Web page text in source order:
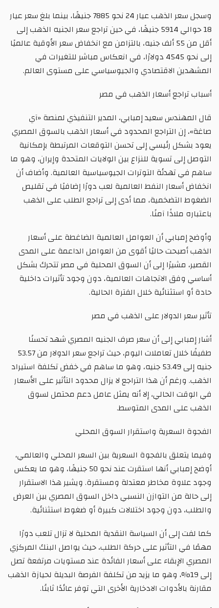
وسجل سعر الذهب عيار 24 نحو 7885 جنيهًا، بينما بلغ سعر عيار
18 حوالي 5914 جنيهًا، في حين تراجع سعر الجنيه الذهب إلى
أقل من 55 ألف جنيه، بالتزامن مع انخفاض سعر الأوقية عالميًا
إلى نحو 4545 دولارًا، في انعكاس مباشر للتغيرات في
المشهدين الاقتصادي والجيوسياسي على مستوى العالم.
أسباب تراجع أسعار الذهب في مصر
قال المهندس سعيد إمبابي، المدير التنفيذي لمنصة «آي
صاغة»، إن التراجع المحدود في أسعار الذهب بالسوق المصري
يعود بشكل رئيسي إلى تحسن التوقعات المرتبطة بإمكانية
التوصل إلى تسوية للنزاع بين الولايات المتحدة وإيران، وهو ما
ساهم في تهدئة التوترات الجيوسياسية العالمية. وأضاف أن
انخفاض أسعار النفط العالمية لعب دورًا إضافيًا في تقليص
الضغوط التضخمية، مما أدى إلى تراجع الطلب على الذهب
باعتباره ملاذًا آمنًا.
وأوضح إمبابي أن العوامل العالمية الضاغطة على أسعار
الذهب أصبحت حاليًا أقوى من العوامل الداعمة على المدى
القصير، مشيرًا إلى أن السوق المحلية في مصر تتحرك بشكل
أساسي وفق الاتجاهات العالمية، دون وجود تأثيرات داخلية
حادة أو استثنائية خلال الفترة الحالية.
تأثير سعر الدولار على الذهب في مصر
أشار إمبابي إلى أن سعر صرف الجنيه المصري شهد تحسنًا
طفيفًا خلال تعاملات اليوم، حيث تراجع سعر الدولار من 53.57
جنيه إلى 53.49 جنيه، وهو ما ساهم في خفض تكلفة استيراد
الذهب. ورغم أن هذا التراجع لا يزال محدود التأثير على الأسعار
في الوقت الحالي، إلا أنه يمثل عامل دعم محتمل لسوق
الذهب على المدى المتوسط.
الفجوة السعرية واستقرار السوق المحلي
وفيما يتعلق بالفجوة السعرية بين السعر المحلي والعالمي،
أوضح إمبابي أنها استقرت عند نحو 50 جنيهًا، وهو ما يعكس
وجود علاوة مخاطر معتدلة ومستقرة. ويشير هذا الاستقرار
إلى حالة من التوازن النسبي داخل السوق المصري بين العرض
والطلب، دون وجود اختلالات كبيرة أو ضغوط استثنائية.
كما لفت إلى أن السياسة النقدية المحلية لا تزال تلعب دورًا
مهمًا في التأثير على حركة الطلب، حيث يواصل البنك المركزي
المصري الإبقاء على أسعار الفائدة عند مستويات مرتفعة تصل
إلى 19%، وهو ما يزيد من تكلفة الفرصة البديلة لحيازة الذهب
مقارنة بالأدوات الادخارية الأخرى التي توفر عائدًا ثابتًا.